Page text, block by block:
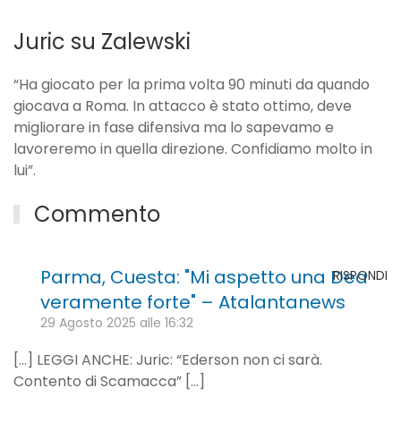
Juric su Zalewski
“Ha giocato per la prima volta 90 minuti da quando
giocava a Roma. In attacco è stato ottimo, deve
migliorare in fase difensiva ma lo sapevamo e
lavoreremo in quella direzione. Confidiamo molto in
lui”.
Commento
Parma, Cuesta: "Mi aspetto una Dea
veramente forte" – Atalantanews
29 Agosto 2025 alle 16:32
RISPONDI
[…] LEGGI ANCHE: Juric: “Ederson non ci sarà.
Contento di Scamacca” […]